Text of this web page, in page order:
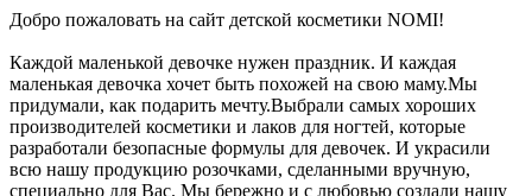
Добро пожаловать на сайт детской косметики NOMI!
Каждой маленькой девочке нужен праздник. И каждая
маленькая девочка хочет быть похожей на свою маму.Мы
придумали, как подарить мечту.Выбрали самых хороших
производителей косметики и лаков для ногтей, которые
разработали безопасные формулы для девочек. И украсили
всю нашу продукцию розочками, сделанными вручную,
специально для Вас. Мы бережно и с любовью создали нашу